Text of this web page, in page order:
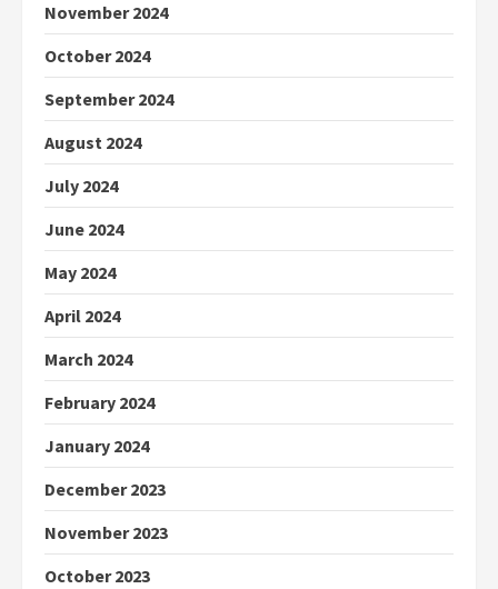
November 2024
October 2024
September 2024
August 2024
July 2024
June 2024
May 2024
April 2024
March 2024
February 2024
January 2024
December 2023
November 2023
October 2023